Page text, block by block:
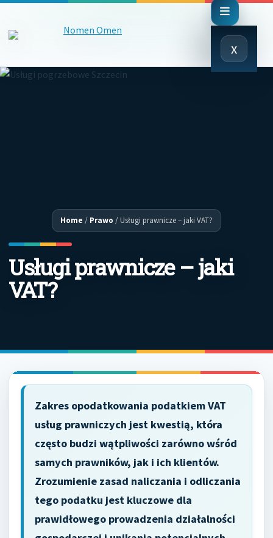
x
Close
Menu
Home / Prawo /Usługi prawnicze – jaki VAT?
Usługi prawnicze – jaki
VAT?
Zakres opodatkowania podatkiem VAT
usług prawniczych jest kwestią, która
często budzi wątpliwości zarówno wśród
samych prawników, jak i ich klientów.
Zrozumienie zasad naliczania i odliczania
tego podatku jest kluczowe dla
prawidłowego prowadzenia działalności